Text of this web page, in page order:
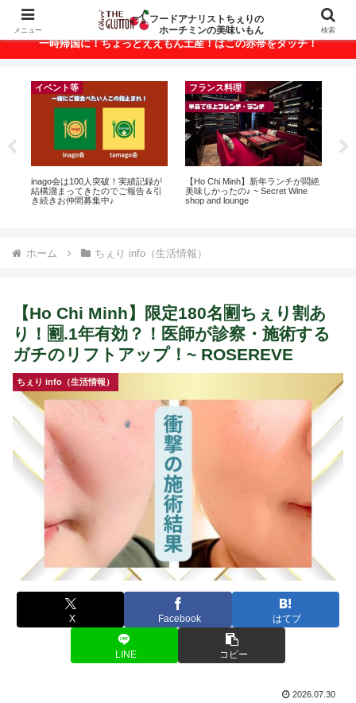
ベトナム・ホーチミンの美味いもんが満載！
一時帰国に！ちょっとええもん土産！はこの赤帯をタッチ！
イベント等
inago会は100人突破！実績記録が
結構溜まってきたのでご報告＆引
き続きお仲間募集中♪
フランス料理
【Ho Chi Minh】新年ランチが悶絶
美味しかったの♪ ~ Secret Wine
shop and lounge
ホーム ちぇり info（生活情報）
【Ho Chi Minh】限定180名🈹ちぇり割あ
り！🈹.1年有効？！医師が診察・施術する
ガチのリフトアップ！~ ROSEREVE
ちぇり info（生活情報）
X Facebook はてブ
LINE コピー
2026.07.30
メニュー
フードアナリストちぇりの
ホーチミンの美味いもん
検索